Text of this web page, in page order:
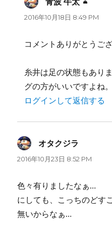
り:
2016年10月18日 8:49 PM
コメントありがとうご
糸井は足の状態もあり
グの方がいいですよね。
ログインして返信する
オタクジラ
り:
2016年10月23日 8:52 PM
色々有りましたなぁ…
にしても、こっちのどす
無いからなぁ…